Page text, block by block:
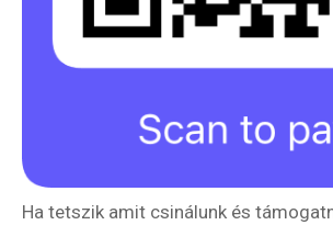
Ha tetszik amit csinálunk és